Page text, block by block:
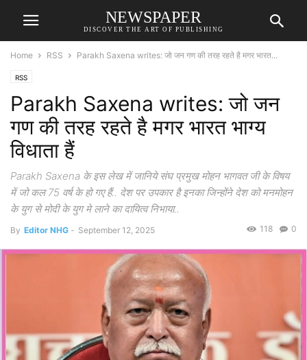
NEWSPAPER
DISCOVER THE ART OF PUBLISHING
Home RSS Parakh Saxena writes: जो जन गण की तरह रहते है मगर भारत...
RSS
Parakh Saxena writes: जो जन
गण की तरह रहते है मगर भारत भाग्य
विधाता हैं
Parakh Saxena के इस लेख में जानिये संघ प्रमुख मोहन भागवत जी के विषय
में जो कल 75 वर्ष के हो गए हैं.. देश पर उपकार है इनका जिन्होंने देश को मनमोहन
के युग से मोदी के युग मे लाने का दायित्व निभाया..
By Editor NHG - September 12, 2025 0
118